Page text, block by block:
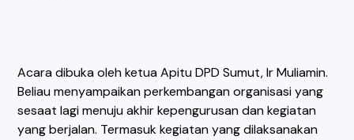
Acara dibuka oleh ketua Apitu DPD Sumut, Ir Muliamin.
Beliau menyampaikan perkembangan organisasi yang
sesaat lagi menuju akhir kepengurusan dan kegiatan
yang berjalan. Termasuk kegiatan yang dilaksanakan